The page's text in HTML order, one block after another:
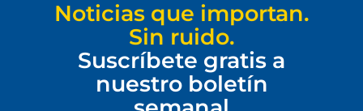
Noticias que importan.
Sin ruido.
Suscríbete gratis a
nuestro boletín